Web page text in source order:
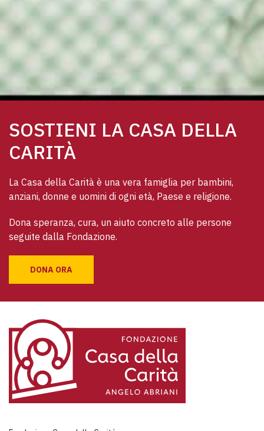
SOSTIENI LA CASA DELLA
CARITÀ
La Casa della Carità è una vera famiglia per bambini,
anziani, donne e uomini di ogni età, Paese e religione.
Dona speranza, cura, un aiuto concreto alle persone
seguite dalla Fondazione.
DONA ORA